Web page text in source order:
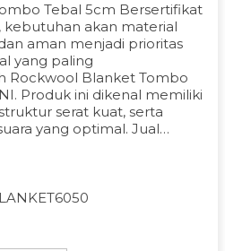
Tebal 5cm Bersertifikat
kebutuhan akan material
aman menjadi prioritas
yang paling
Rockwool Blanket Tombo
Produk ini dikenal memiliki
serat kuat, serta
yang optimal. Jual…